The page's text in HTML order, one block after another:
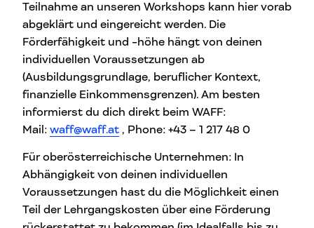
Teilnahme an unseren Workshops kann hier vorab
abgeklärt und eingereicht werden. Die
Förderfähigkeit und -höhe hängt von deinen
individuellen Voraussetzungen ab
(Ausbildungsgrundlage, beruflicher Kontext,
finanzielle Einkommensgrenzen). Am besten
informierst du dich direkt beim WAFF:
Mail: waff@waff.at , Phone: +43 – 1 217 48 0
Für oberösterreichische Unternehmen: In
Abhängigkeit von deinen individuellen
Voraussetzungen hast du die Möglichkeit einen
Teil der Lehrgangskosten über eine Förderung